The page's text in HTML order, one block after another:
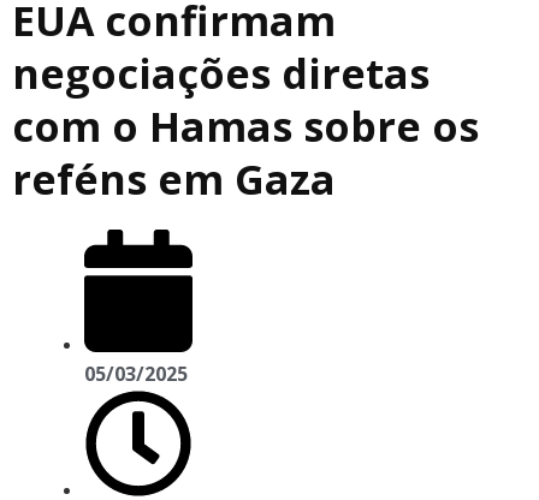
EUA confirmam
negociações diretas
com o Hamas sobre os
reféns em Gaza
05/03/2025